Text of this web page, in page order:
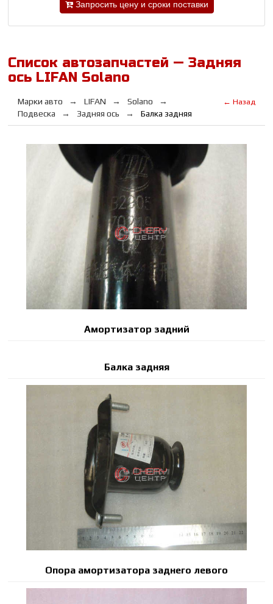
Запросить цену и сроки поставки
Список автозапчастей — Задняя
ось LIFAN Solano
Марки авто LIFAN
Solano
Подвеска
Задняя ось Балка задняя
← Назад
Амортизатор задний
Балка задняя
Опора амортизатора заднего левого